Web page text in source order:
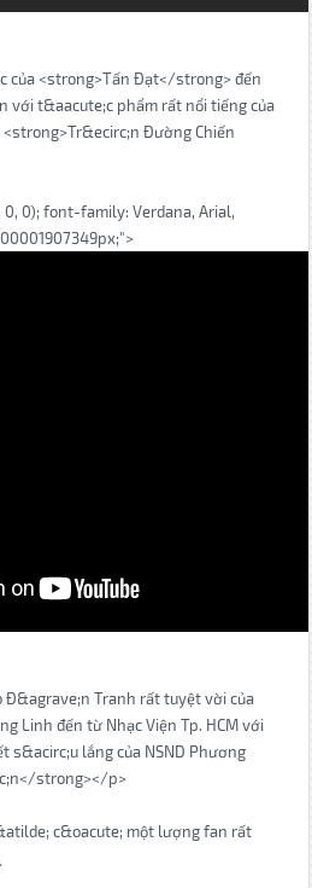
của <strong>Tấn Đạt</strong> đến
với t&aacute;c phẩm rất nổi tiếng của
Đường Chiến
0); font-family: Verdana, Arial,
Đ&agrave;n Tranh rất tuyệt vời của
Linh đến từ Nhạc Viện Tp. HCM với
s&acirc;u lắng của NSND Phương
strong></p>
c&oacute; một lượng fan rất